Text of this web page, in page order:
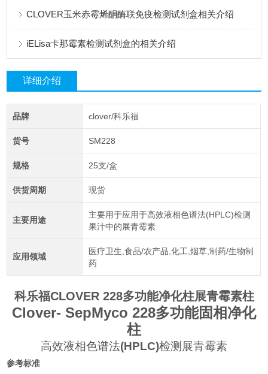
CLOVER玉米赤霉烯酮酶联免疫检测试剂盒相关介绍
iELisa卡那霉素检测试剂盒的相关介绍
详细介绍
品牌 clover/科乐福
货号 SM228
规格 25支/盒
供货周期 现货
主要用途
主要用于应用于高效液相色谱法(HPLC)检测
果汁中的展青霉素
应用领域
医疗卫生,食品/农产品,化工,烟草,制药/生物制
药
科乐福CLOVER 228多功能净化柱展青霉素柱
Clover- SepMyco 228多功能固相净化
柱
高效液相色谱法(HPLC)检测展青霉素
参考标准